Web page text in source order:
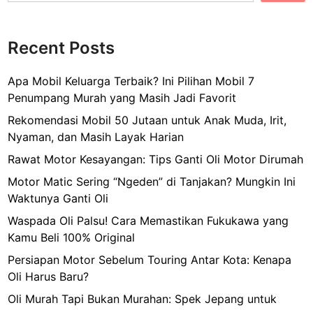
Recent Posts
Apa Mobil Keluarga Terbaik? Ini Pilihan Mobil 7
Penumpang Murah yang Masih Jadi Favorit
Rekomendasi Mobil 50 Jutaan untuk Anak Muda, Irit,
Nyaman, dan Masih Layak Harian
Rawat Motor Kesayangan: Tips Ganti Oli Motor Dirumah
Motor Matic Sering “Ngeden” di Tanjakan? Mungkin Ini
Waktunya Ganti Oli
Waspada Oli Palsu! Cara Memastikan Fukukawa yang
Kamu Beli 100% Original
Persiapan Motor Sebelum Touring Antar Kota: Kenapa
Oli Harus Baru?
Oli Murah Tapi Bukan Murahan: Spek Jepang untuk